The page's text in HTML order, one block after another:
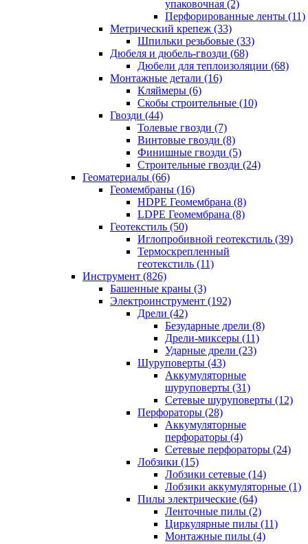
упаковочная (2)
Перфорированные ленты (11)
Метрический крепеж (33)
Шпильки резьбовые (33)
Дюбеля и дюбель-гвозди (68)
Дюбели для теплоизоляции (68)
Монтажные детали (16)
Кляймеры (6)
Скобы строительные (10)
Гвозди (44)
Толевые гвозди (7)
Винтовые гвозди (8)
Финишные гвозди (5)
Строительные гвозди (24)
Геоматериалы (66)
Геомембраны (16)
HDPE Геомембрана (8)
LDPE Геомембрана (8)
Геотекстиль (50)
Иглопробивной геотекстиль (39)
Термоскрепленный
геотекстиль (11)
Инструмент (826)
Башенные краны (3)
Электроинструмент (192)
Дрели (42)
Безударные дрели (8)
Дрели-миксеры (11)
Ударные дрели (23)
Шуруповерты (43)
Аккумуляторные
шуруповерты (31)
Сетевые шуруповерты (12)
Перфораторы (28)
Аккумуляторные
перфораторы (4)
Сетевые перфораторы (24)
Лобзики (15)
Лобзики сетевые (14)
Лобзики аккумуляторные (1)
Пилы электрические (64)
Ленточные пилы (2)
Циркулярные пилы (11)
Монтажные пилы (4)